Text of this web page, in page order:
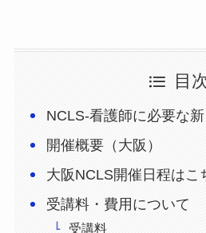
目
NCLS-看護師に必要な
開催概要（大阪）
大阪NCLS開催日程はこ
受講料・費用について
受講料